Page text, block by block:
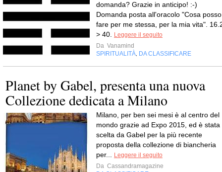
domanda? Grazie in anticipo! :-)
Domanda posta all'oracolo "Cosa posso
fare per me stessa, per la mia vita".
> 40.
Leggere il seguito
Da Vanamind
SPIRITUALITÀ DA CLASSIFICARE
Planet by Gabel, presenta una nuova
Collezione dedicata a Milano
Milano, per ben sei mesi è al centro del
mondo grazie ad Expo 2015, ed è stata
scelta da Gabel per la più recente
proposta della collezione di biancheria
per...
Leggere il seguito
Da Cassandramagazine